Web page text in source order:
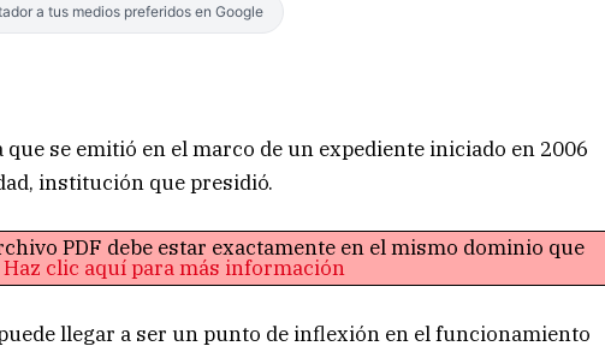
a tus medios preferidos en Google
se emitió en el marco de un expediente iniciado en 2006
institución que presidió.
PDF debe estar exactamente en el mismo dominio que
Haz clic aquí para más información
llegar a ser un punto de inflexión en el funcionamiento